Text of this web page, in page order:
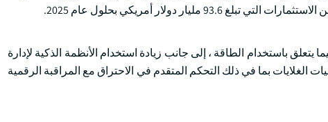
دولار أمريكي بحلول عام 2025.
يتعلق باستخدام الطاقة ، إلى جانب زيادة استخدام الأنظمة الذكية لإدارة
الغلايات بما في ذلك التحكم المتقدم في الاحتراق مع المراقبة الرقمية